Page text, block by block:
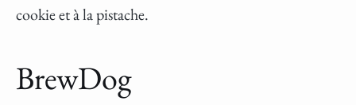
cookie et à la pistache.
BrewDog